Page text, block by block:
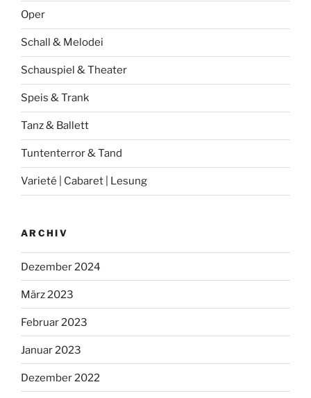
Oper
Schall & Melodei
Schauspiel & Theater
Speis & Trank
Tanz & Ballett
Tuntenterror & Tand
Varieté | Cabaret | Lesung
ARCHIV
Dezember 2024
März 2023
Februar 2023
Januar 2023
Dezember 2022